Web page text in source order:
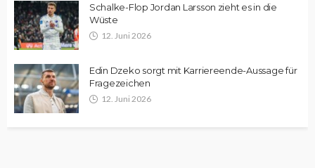
Schalke-Flop Jordan Larsson zieht es in die
Wüste
12. Juni 2026
Edin Dzeko sorgt mit Karriereende-Aussage für
Fragezeichen
12. Juni 2026